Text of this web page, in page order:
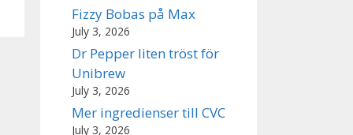
Fizzy Bobas på Max
July 3, 2026
Dr Pepper liten tröst för
Unibrew
July 3, 2026
Mer ingredienser till CVC
July 3, 2026